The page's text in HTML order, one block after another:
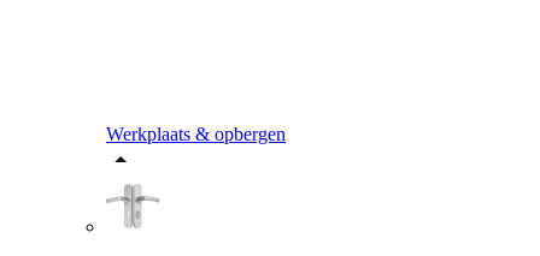
Werkplaats & opbergen